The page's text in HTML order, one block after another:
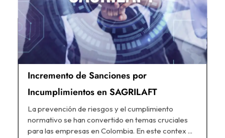
Incremento de Sanciones por
Incumplimientos en SAGRILAFT
La prevención de riesgos y el cumplimiento
normativo se han convertido en temas cruciales
para las empresas en Colombia. En este contex ...